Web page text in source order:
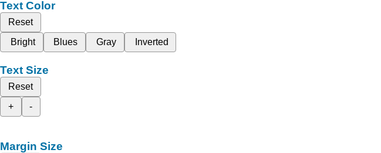
Text Color
Reset
Bright
Blues Gray Inverted
Text Size
Reset
+
-
Margin Size